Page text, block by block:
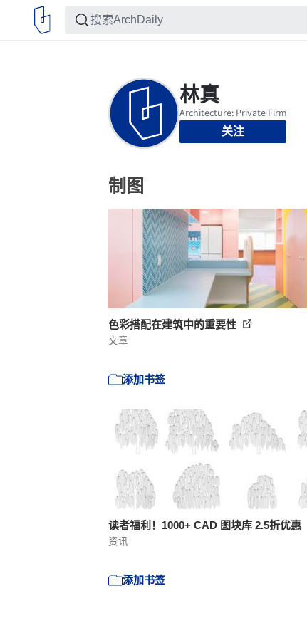
关注
制图
色彩搭配在建筑中的重要性
文章
添加书签
读者福利！1000+ CAD 图块库 2.5折优惠
资讯
添加书签